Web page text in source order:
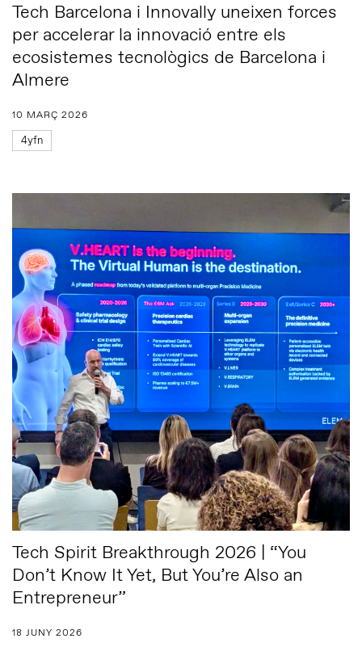
Tech Barcelona i Innovally uneixen forces
per accelerar la innovació entre els
ecosistemes tecnològics de Barcelona i
Almere
10 MARÇ 2026
4yfn
Tech Spirit Breakthrough 2026 | “You
Don’t Know It Yet, But You’re Also an
Entrepreneur”
18 JUNY 2026